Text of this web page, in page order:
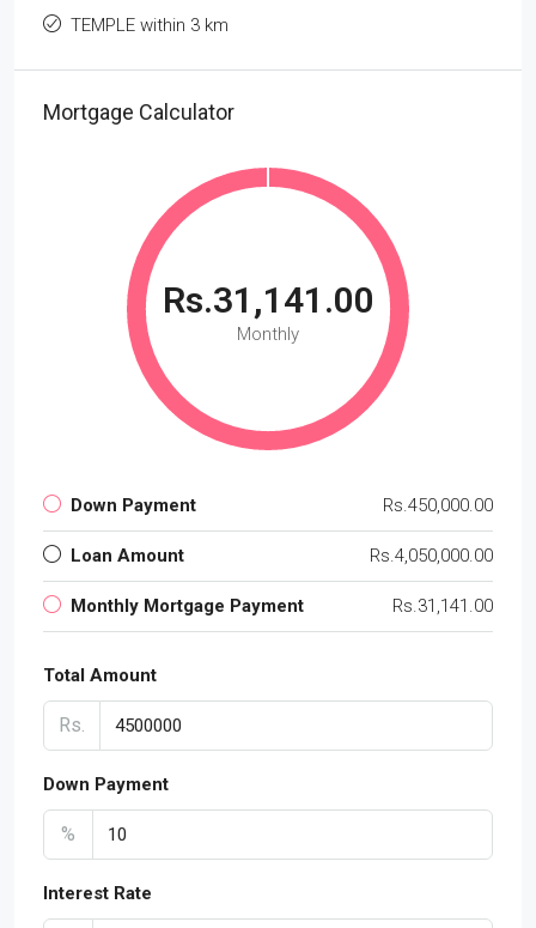
TEMPLE within 3 km
Mortgage Calculator
Rs.31,141.00
Monthly
Down Payment Rs.450,000.00
Loan Amount Rs.4,050,000.00
Monthly Mortgage Payment Rs.31,141.00
Total Amount
Rs.
Down Payment
%
Interest Rate